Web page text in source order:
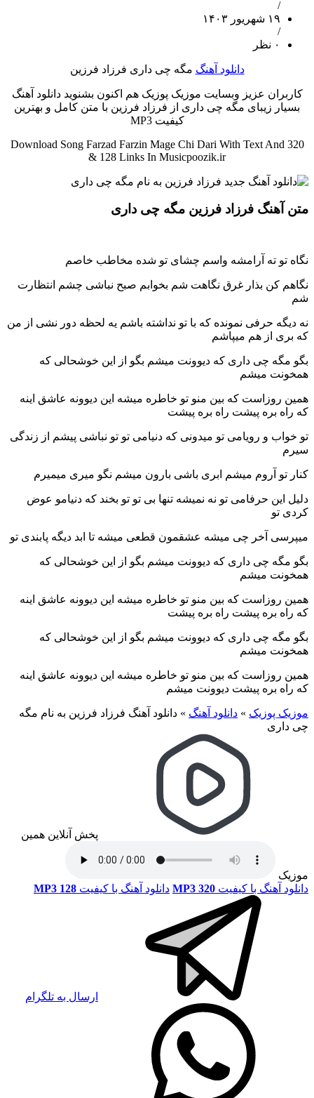
/
۱۹ شهریور ۱۴۰۳
/
۰ نظر
دانلود آهنگ مگه چی داری فرزاد فرزین
کاربران عزیز وبسایت موزیک پوزیک هم اکنون بشنوید دانلود آهنگ
بسیار زیبای مگه چی داری از فرزاد فرزین با متن کامل و بهترین
کیفیت MP3
Download Song Farzad Farzin Mage Chi Dari With Text And 320
& 128 Links In Musicpoozik.ir
متن آهنگ فرزاد فرزین مگه چی داری
نگاه تو ته آرامشه واسم چشای تو شده مخاطب خاصم
نگاهم کن بذار غرق نگاهت شم بخوابم صبح نباشی چشم انتظارت
شم
نه دیگه حرفی نمونده که با تو نداشته باشم یه لحظه دور نشی از من
که بری از هم میپاشم
بگو مگه چی داری که دیوونت میشم بگو از این خوشحالی که
همخونت میشم
همین روزاست که بین منو تو خاطره میشه این دیوونه عاشق اینه
که راه بره پیشت راه بره پیشت
تو خواب و رویامی تو میدونی که دنیامی تو تو نباشی پیشم از زندگی
سیرم
کنار تو آروم میشم ابری باشی بارون میشم نگو میری میمیرم
دلیل این حرفامی تو نه نمیشه تنها بی تو تو بخند که دنیامو عوض
کردی تو
میپرسی آخر چی میشه عشقمون قطعی میشه تا ابد دیگه پابندی تو
بگو مگه چی داری که دیوونت میشم بگو از این خوشحالی که
همخونت میشم
همین روزاست که بین منو تو خاطره میشه این دیوونه عاشق اینه
که راه بره پیشت راه بره پیشت
بگو مگه چی داری که دیوونت میشم بگو از این خوشحالی که
همخونت میشم
همین روزاست که بین منو تو خاطره میشه این دیوونه عاشق اینه
که راه بره پیشت دیوونت میشم
موزیک پوزیک » دانلود آهنگ » دانلود آهنگ فرزاد فرزین به نام مگه
چی داری
پخش آنلاین همین
موزیک
دانلود آهنگ با کیفیت MP3 320 دانلود آهنگ با کیفیت MP3 128
ارسال به تلگرام